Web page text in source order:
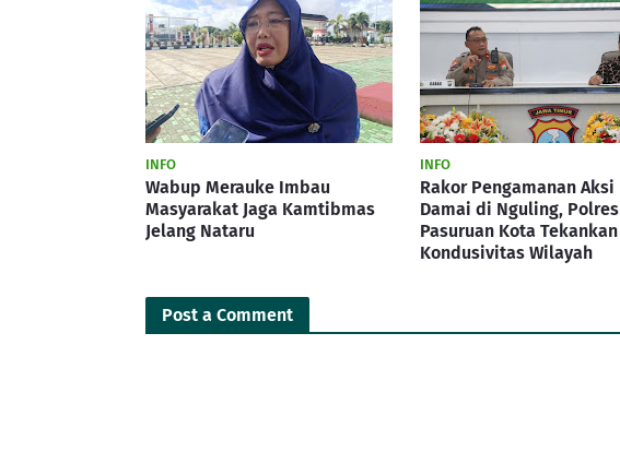
INFO
Wabup Merauke Imbau
Masyarakat Jaga Kamtibmas
Jelang Nataru
INFO
Rakor Pengamanan Aksi
Damai di Nguling, Polres
Pasuruan Kota Tekankan
Kondusivitas Wilayah
Post a Comment